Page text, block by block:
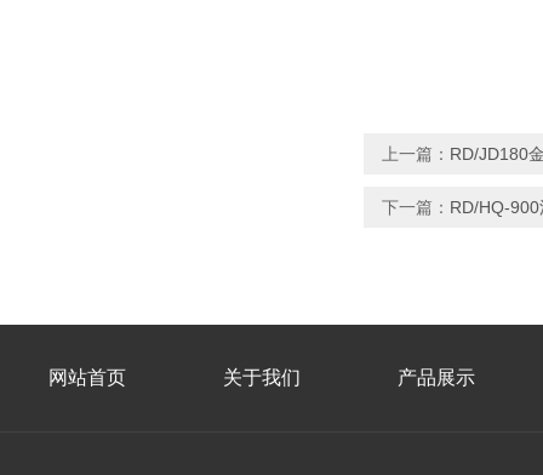
上一篇： RD/JD180
下一篇： RD/HQ-
网站首页 关于我们 产品展示